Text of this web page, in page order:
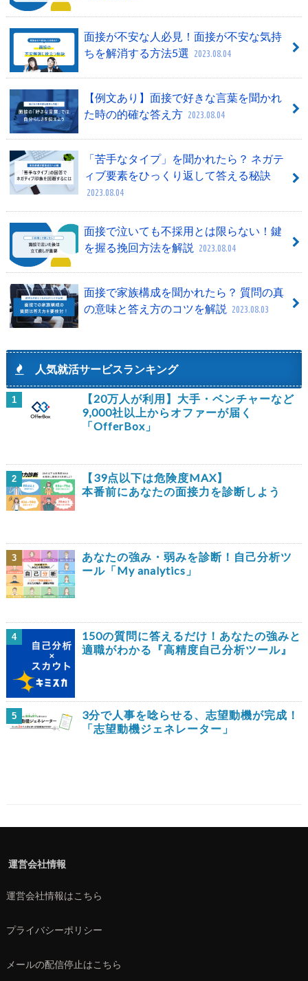
面接が不安な人必見！面接が不安な気持
ちを解消する方法5選 2023.08.04
【例文あり】面接で好きな言葉を聞かれ
た時の的確な答え方 2023.08.04
「苦手なタイプ」を聞かれたら？ ネガテ
ィブ要素をひっくり返して答える秘訣
2023.08.04
面接で泣いても不採用とは限らない！鍵
を握る挽回方法を解説
2023.08.04
面接で家族構成を聞かれたら？ 質問の真
の意味と答え方のコツを解説
2023.08.03
人気就活サービスランキング
1
【20万人が利用】大手・ベンチャーなど
9,000社以上からオファーが届く
「OfferBox」
2
【39点以下は危険度MAX】
本番前にあなたの面接力を診断しよう
3
あなたの強み・弱みを診断！自己分析ツ
ール「My analytics」
4
150の質問に答えるだけ！あなたの強みと
適職がわかる『高精度自己分析ツール』
5
3分で人事を唸らせる、志望動機が完成！
「志望動機ジェネレーター」
運営会社情報
運営会社情報はこちら
プライバシーポリシー
メールの配信停止はこちら